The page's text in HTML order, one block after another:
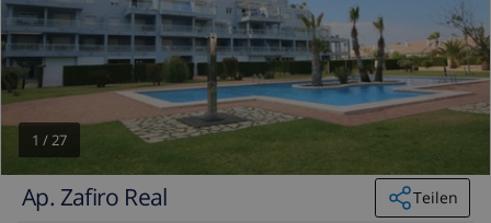
1 /27
Ap. Zafiro Real
Teilen